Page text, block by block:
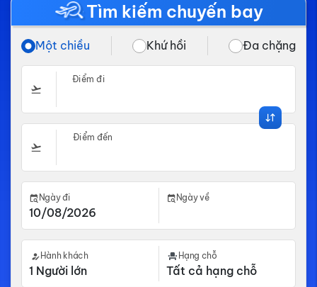
Tìm kiếm chuyến bay
Một chiều Khứ hồi Đa chặng
Điểm đi
Điểm đến
Ngày đi Ngày về
Hành khách Hạng chỗ